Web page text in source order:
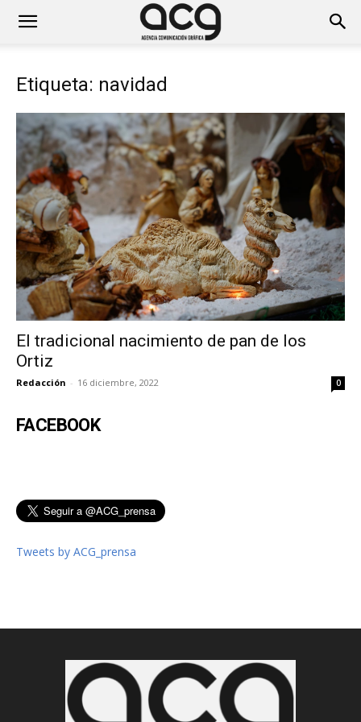
Etiqueta: navidad
El tradicional nacimiento de pan de los
Ortiz
Redacción - 16 diciembre, 2022 0
FACEBOOK
Tweets by ACG_prensa